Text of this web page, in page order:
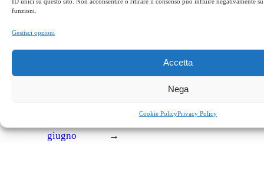
funzioni.
Gestisci opzioni
Accetta
Nega
Cookie PolicyPrivacy Policy
agriturismo
soveria mannelli
giugno
errare, smarrirsi, ritrovarsi
→